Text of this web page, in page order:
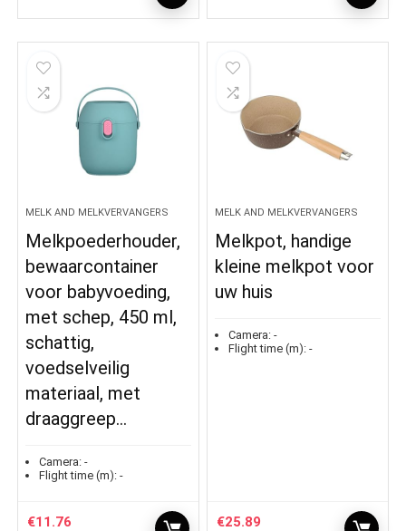
MELK AND MELKVERVANGERS
Melkpoederhouder,
bewaarcontainer
voor babyvoeding,
met schep, 450 ml,
schattig,
voedselveilig
materiaal, met
draaggreep…
Camera: -
Flight time (m): -
€11.76
MELK AND MELKVERVANGERS
Melkpot, handige
kleine melkpot voor
uw huis
Camera: -
Flight time (m): -
€25.89